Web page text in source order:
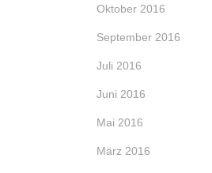
Oktober 2016
September 2016
Juli 2016
Juni 2016
Mai 2016
März 2016